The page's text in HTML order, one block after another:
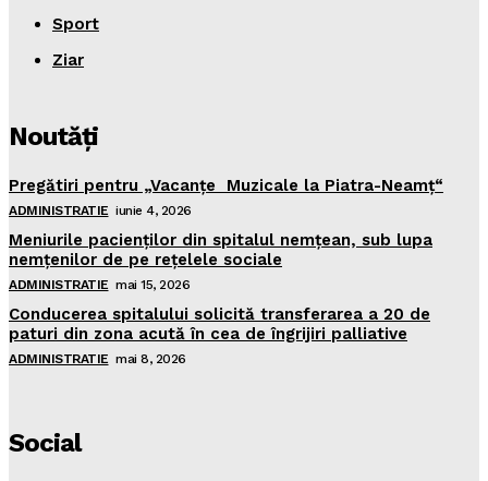
Sport
Ziar
Noutăţi
Pregătiri pentru „Vacanţe Muzicale la Piatra-Neamţ“
ADMINISTRATIE iunie 4, 2026
Meniurile pacienţilor din spitalul nemţean, sub lupa
nemţenilor de pe reţelele sociale
ADMINISTRATIE mai 15, 2026
Conducerea spitalului solicită transferarea a 20 de
paturi din zona acută în cea de îngrijiri palliative
ADMINISTRATIE mai 8, 2026
Social